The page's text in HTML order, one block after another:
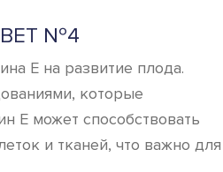
№4
Е на развитие плода.
которые
Е может способствовать
и тканей, что важно для